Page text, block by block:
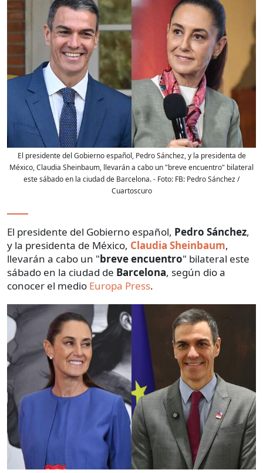
El presidente del Gobierno español, Pedro Sánchez, y la presidenta de
México, Claudia Sheinbaum, llevarán a cabo un "breve encuentro" bilateral
este sábado en la ciudad de Barcelona.- Foto: FB: Pedro Sánchez /
Cuartoscuro
El presidente del Gobierno español, Pedro Sánchez,
y la presidenta de México, Claudia Sheinbaum,
llevarán a cabo un "breve encuentro" bilateral este
sábado en la ciudad de Barcelona, según dio a
conocer el medio Europa Press.